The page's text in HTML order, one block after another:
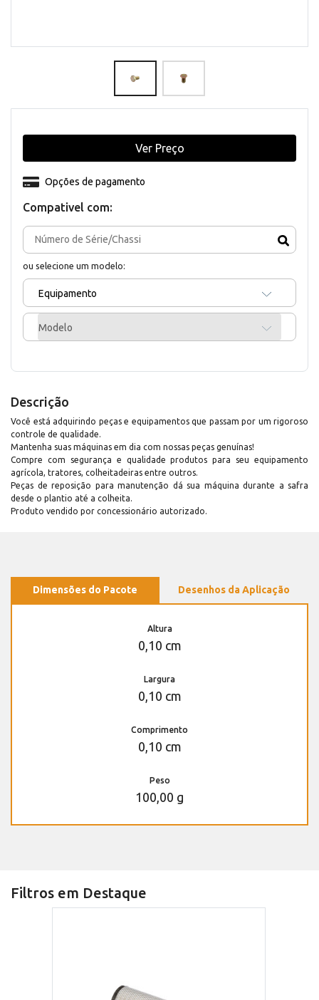
Compativel com:
ou selecione um modelo:
Equipamento
Modelo
Opções de pagamento
Ver Preço
Descrição
Você está adquirindo peças e equipamentos que passam por um rigoroso
controle de qualidade.
Mantenha suas máquinas em dia com nossas peças genuínas!
Compre com segurança e qualidade produtos para seu equipamento
agrícola, tratores, colheitadeiras entre outros.
Peças de reposição para manutenção dá sua máquina durante a safra
desde o plantio até a colheita.
Produto vendido por concessionário autorizado.
Dimensões do Pacote Desenhos da Aplicação
Altura
0,10 cm
Largura
0,10 cm
Comprimento
0,10 cm
Peso
100,00 g
Filtros em Destaque